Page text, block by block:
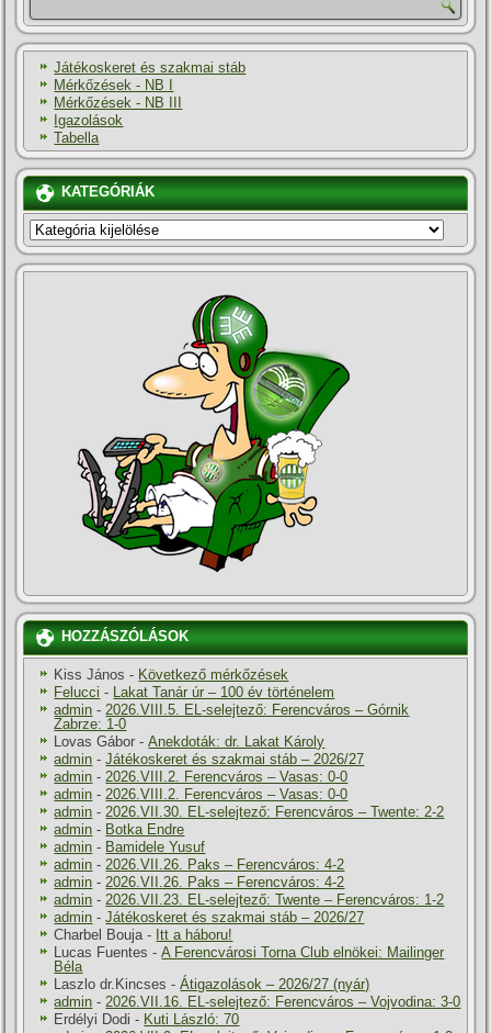
Játékoskeret és szakmai stáb
Mérkőzések - NB I
Mérkőzések - NB III
Igazolások
Tabella
KATEGÓRIÁK
KATEGÓRIÁK
HOZZÁSZÓLÁSOK
Kiss János - Következő mérkőzések
Felucci -
Lakat Tanár úr – 100 év történelem
admin - 2026.VIII.5. EL-selejtező: Ferencváros – Górnik
Zabrze: 1-0
Lovas Gábor -Anekdoták: dr. Lakat Károly
admin -Játékoskeret és szakmai stáb – 2026/27
admin - 2026.VIII.2. Ferencváros – Vasas: 0-0
admin - 2026.VIII.2. Ferencváros – Vasas: 0-0
admin - 2026.VII.30. EL-selejtező: Ferencváros – Twente: 2-2
admin - Botka Endre
admin - Bamidele Yusuf
admin - 2026.VII.26. Paks – Ferencváros: 4-2
admin - 2026.VII.26. Paks – Ferencváros: 4-2
admin - 2026.VII.23. EL-selejtező: Twente – Ferencváros: 1-2
admin -Játékoskeret és szakmai stáb – 2026/27
Charbel Bouja - Itt a háboru!
Lucas Fuentes -A Ferencvárosi Torna Club elnökei: Mailinger
Béla
Laszlo dr.Kincses -Átigazolások – 2026/27 (nyár)
admin - 2026.VII.16. EL-selejtező: Ferencváros – Vojvodina: 3-0
Erdélyi Dodi - Kuti László: 70